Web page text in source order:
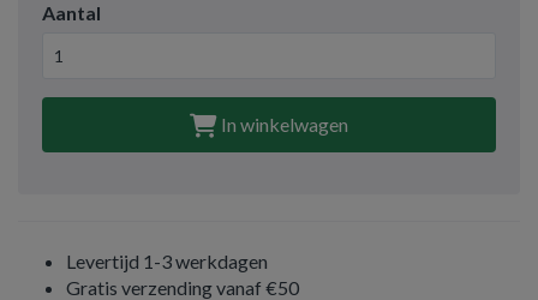
Aantal
In winkelwagen
Levertijd 1-3 werkdagen
Gratis verzending vanaf €50